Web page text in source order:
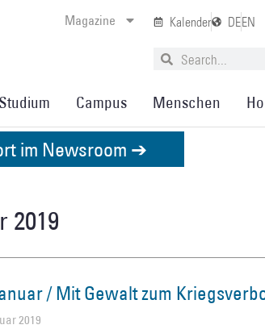
Magazine Kalender DEEN
Studium Campus Menschen
im Newsroom ➔
2019
/ Mit Gewalt zum
2019